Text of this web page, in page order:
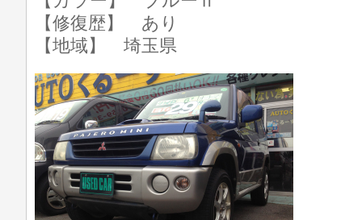
【修復歴】 あり
【地域】 埼玉県